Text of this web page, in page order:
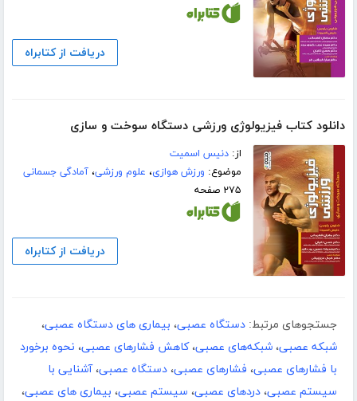
دریافت از کتابراه
دانلود کتاب فیزیولوژی ورزشی دستگاه سوخت و سازی
از:دنیس اسمیت
موضوع: ورزش هوازی، علوم ورزشی،آمادگی جسمانی
۲۷۵ صفحه
دریافت از کتابراه
جستجوهای مرتبط: دستگاه عصبی، بیماری های دستگاه عصبی،
شبکه عصبی، شبکه‌های عصبی،کاهش فشارهای عصبی، نحوه برخورد
با فشارهای عصبی، فشارهای عصبی، دستگاه عصبی،آشنایی با
سیستم عصبی، دردهای عصبی، سیستم عصبی، بیماری های عصبی،